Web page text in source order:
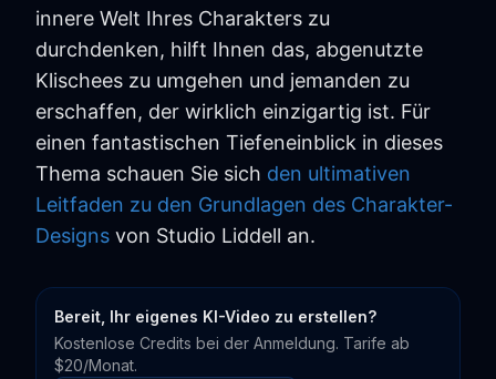
innere Welt Ihres Charakters zu
durchdenken, hilft Ihnen das, abgenutzte
Klischees zu umgehen und jemanden zu
erschaffen, der wirklich einzigartig ist. Für
einen fantastischen Tiefeneinblick in dieses
Thema schauen Sie sich den ultimativen
Leitfaden zu den Grundlagen des Charakter-
Designs von Studio Liddell an.
Bereit, Ihr eigenes KI-Video zu erstellen?
Kostenlose Credits bei der Anmeldung. Tarife ab
$20/Monat.